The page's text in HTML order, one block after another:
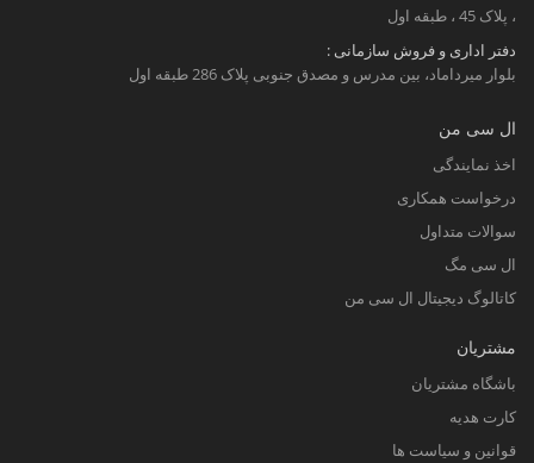
، پلاک 45 ، طبقه اول
دفتر اداری و فروش سازمانی :
بلوار میرداماد، بین مدرس و مصدق جنوبی پلاک 286 طبقه اول
ال سی من
اخذ نمایندگی
درخواست همکاری
سوالات متداول
ال سی مگ
کاتالوگ دیجیتال ال سی من
مشتریان
باشگاه مشتریان
کارت هدیه
قوانین و سیاست ها